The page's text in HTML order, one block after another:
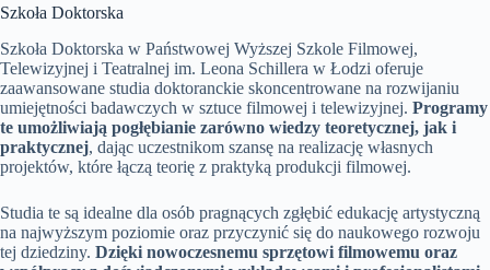
Szkoła Doktorska
Szkoła Doktorska w Państwowej Wyższej Szkole Filmowej,
Telewizyjnej i Teatralnej im. Leona Schillera w Łodzi oferuje
zaawansowane studia doktoranckie skoncentrowane na rozwijaniu
umiejętności badawczych w sztuce filmowej i telewizyjnej. Programy
te umożliwiają pogłębianie zarówno wiedzy teoretycznej, jak i
praktycznej, dając uczestnikom szansę na realizację własnych
projektów, które łączą teorię z praktyką produkcji filmowej.
Studia te są idealne dla osób pragnących zgłębić edukację artystyczną
na najwyższym poziomie oraz przyczynić się do naukowego rozwoju
tej dziedziny. Dzięki nowoczesnemu sprzętowi filmowemu oraz